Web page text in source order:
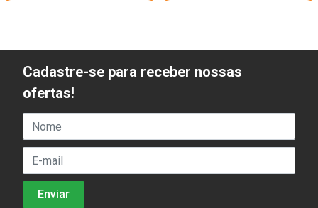
Cadastre-se para receber nossas
ofertas!